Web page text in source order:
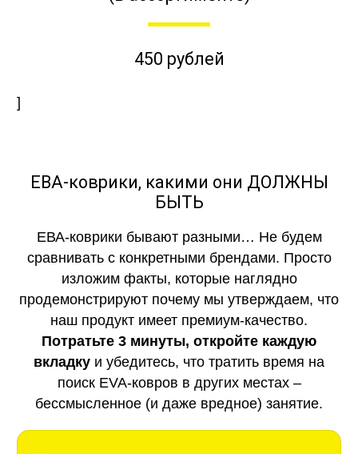
450 рублей
]
ЕВА-коврики, какими они ДОЛЖНЫ
БЫТЬ
ЕВА-коврики бывают разными… Не будем
сравнивать с конкретными брендами. Просто
изложим факты, которые наглядно
продемонстрируют почему мы утверждаем, что
наш продукт имеет премиум-качество.
Потратьте 3 минуты, откройте каждую
вкладку и убедитесь, что тратить время на
поиск EVA-ковров в других местах –
бессмысленное (и даже вредное) занятие.